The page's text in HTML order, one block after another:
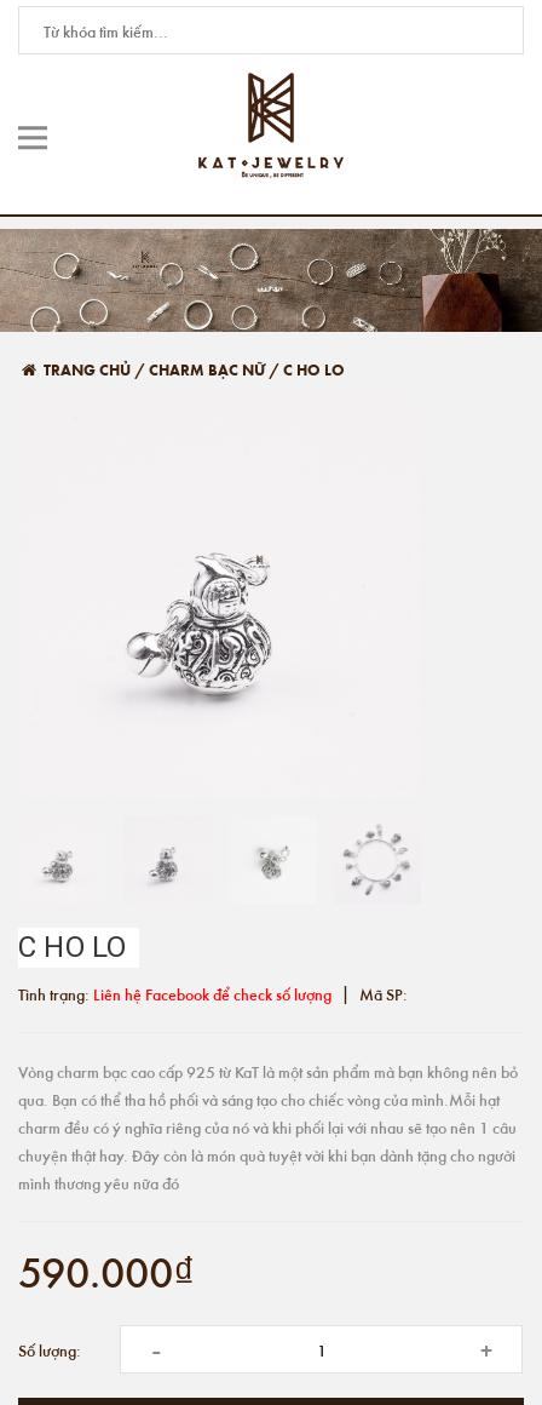
TRANG CHỦ /CHARM BẠC NỮ /C HO LO
C HO LO
Tình trạng: Liên hệ Facebook để check số lượng | Mã SP:
Vòng charm bạc cao cấp 925 từ KaT là một sản phẩm mà bạn không nên bỏ
qua. Bạn có thể tha hồ phối và sáng tạo cho chiếc vòng của mình.Mỗi hạt
charm đều có ý nghĩa riêng của nó và khi phối lại với nhau sẽ tạo nên 1 câu
chuyện thật hay. Đây còn là món quà tuyệt vời khi bạn dành tặng cho người
mình thương yêu nữa đó
590.000₫
Số lượng: - +